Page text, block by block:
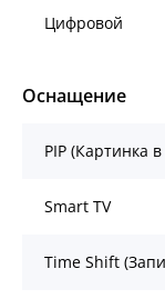
Цифровой
Оснащение
PIP (Картинка
Smart TV
Time Shift